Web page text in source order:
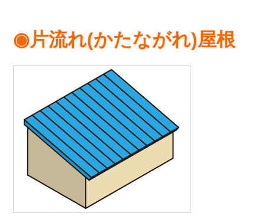
◉片流れ(かたながれ)屋根